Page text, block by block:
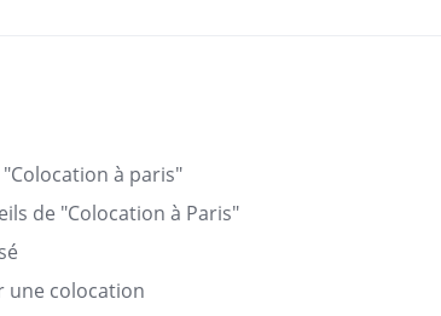
à paris"
de "Colocation à Paris"
une colocation